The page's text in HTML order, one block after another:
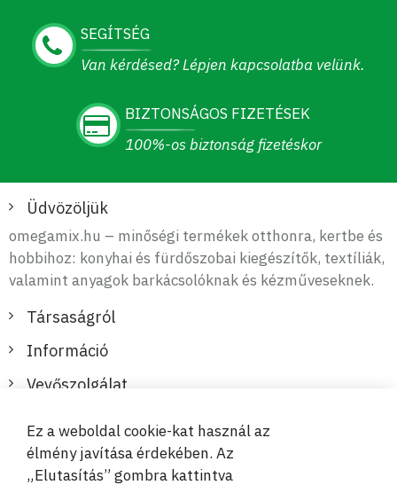
hang visszaverődését a helyiségbe, ami megszünteti a
visszhangot, utózengést és nemkívánatos
A hangszigetelő panel alakja (piramis, ék, hexagon)
befolyásolja a hanghullámok szóródásának módját - a
hang különböző szögekben verődik vissza a közvetlen
csökkenti a visszhang észlelhetőségét. Minden
hangszigetelő panel forma sajátos akusztikai
tulajdonságokkal rendelkezik.
Hangszigetelő Panel Telepítés és Szerelés
A hangszigetelő panel falakra vagy mennyezetekre
szerelhető a kívánt akusztikai hatástól függően.
Optimális eredményekhez:
Helyezze a hangszigetelő panel-t az
hangszórókból érkező hang visszaverődik a
hallgató eléréséhez)
Fedje le a helyiség felületének
SEGÍTSÉG
Van kérdésed? Lépjen kapcsolatba velünk.
BIZTONSÁGOS FIZETÉSEK
100%-os biztonság fizetéskor
Üdvözöljük
omegamix.hu – minőségi termékek otthonra, kertbe és
hobbihoz: konyhai és fürdőszobai kiegészítők, textíliák,
valamint anyagok barkácsolóknak és kézműveseknek.
Társaságról
Információ
Vevőszolgálat
Biztonságos és kényelmes fizetések
Ez a weboldal cookie-kat használ az
élmény javítása érdekében. Az
„Elutasítás” gombra kattintva